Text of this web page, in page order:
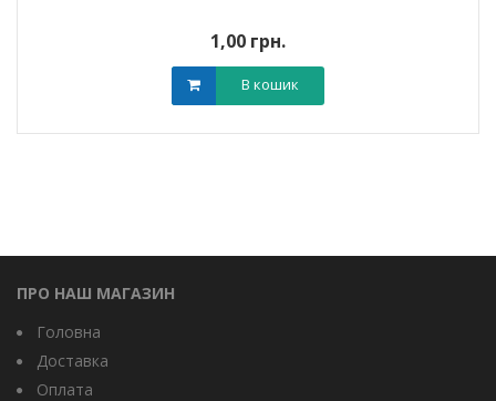
1,00 грн.
В кошик
ПРО НАШ МАГАЗИН
Головна
Доставка
Оплата